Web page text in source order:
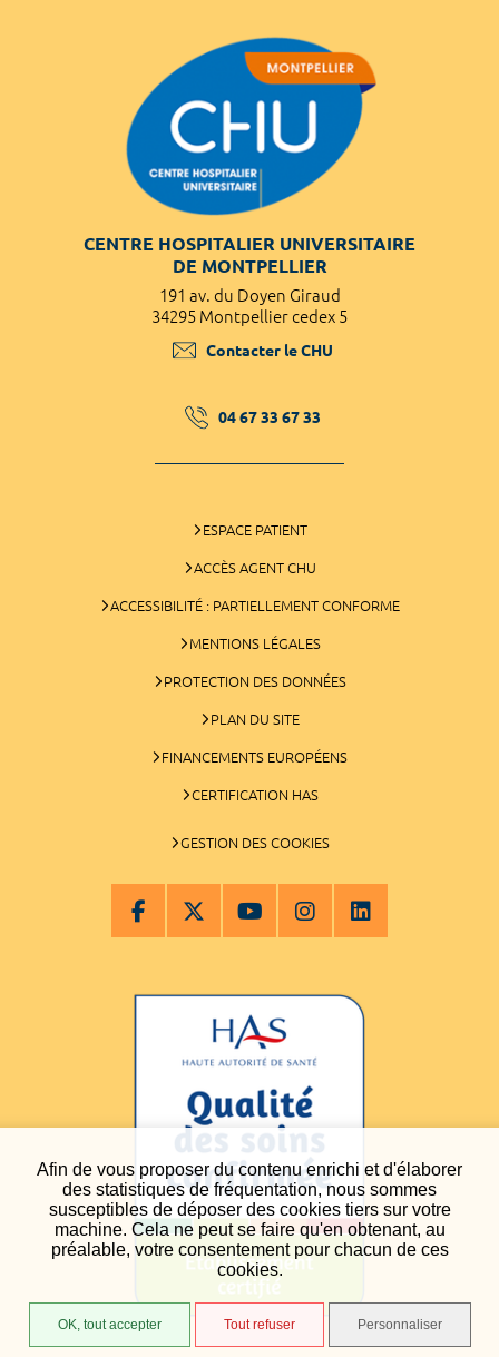
Afin de vous proposer du contenu enrichi et d'élaborer
des statistiques de fréquentation, nous sommes
susceptibles de déposer des cookies tiers sur votre
machine. Cela ne peut se faire qu'en obtenant, au
préalable, votre consentement pour chacun de ces
cookies.
OK, tout accepter Tout refuser Personnaliser
CENTRE HOSPITALIER UNIVERSITAIRE
DE MONTPELLIER
191 av. du Doyen Giraud
34295 Montpellier cedex 5
Contacter le CHU
04 67 33 67 33
ESPACE PATIENT
ACCÈS AGENT CHU
ACCESSIBILITÉ : PARTIELLEMENT CONFORME
MENTIONS LÉGALES
PROTECTION DES DONNÉES
PLAN DU SITE
FINANCEMENTS EUROPÉENS
CERTIFICATION HAS
GESTION DES COOKIES